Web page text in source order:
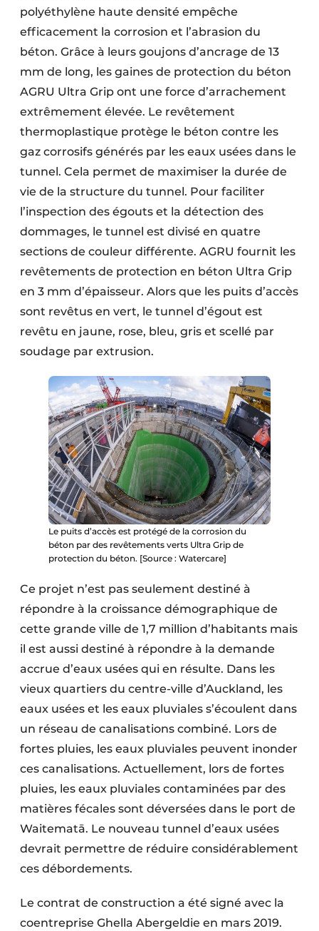
polyéthylène haute densité empêche
efficacement la corrosion et l’abrasion du
béton. Grâce à leurs goujons d’ancrage de 13
mm de long, les gaines de protection du béton
AGRU Ultra Grip ont une force d’arrachement
extrêmement élevée. Le revêtement
thermoplastique protège le béton contre les
gaz corrosifs générés par les eaux usées dans le
tunnel. Cela permet de maximiser la durée de
vie de la structure du tunnel. Pour faciliter
l’inspection des égouts et la détection des
dommages, le tunnel est divisé en quatre
sections de couleur différente. AGRU fournit les
revêtements de protection en béton Ultra Grip
en 3 mm d’épaisseur. Alors que les puits d’accès
sont revêtus en vert, le tunnel d’égout est
revêtu en jaune, rose, bleu, gris et scellé par
soudage par extrusion.
Le puits d’accès est protégé de la corrosion du
béton par des revêtements verts Ultra Grip de
protection du béton. [Source : Watercare]
Ce projet n’est pas seulement destiné à
répondre à la croissance démographique de
cette grande ville de 1,7 million d’habitants mais
il est aussi destiné à répondre à la demande
accrue d’eaux usées qui en résulte. Dans les
vieux quartiers du centre-ville d’Auckland, les
eaux usées et les eaux pluviales s’écoulent dans
un réseau de canalisations combiné. Lors de
fortes pluies, les eaux pluviales peuvent inonder
ces canalisations. Actuellement, lors de fortes
pluies, les eaux pluviales contaminées par des
matières fécales sont déversées dans le port de
Waitematā. Le nouveau tunnel d’eaux usées
devrait permettre de réduire considérablement
ces débordements.
Le contrat de construction a été signé avec la
coentreprise Ghella Abergeldie en mars 2019.